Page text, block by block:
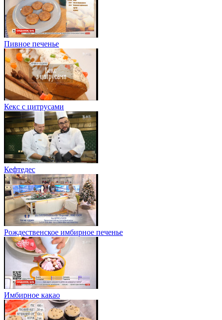
Пивное печенье
Кекс с цитрусами
Кефтедес
Рождественское имбирное печенье
Имбирное какао